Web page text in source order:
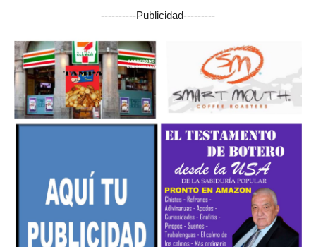
----------Publicidad---------